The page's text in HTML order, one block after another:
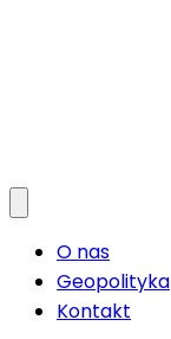
O nas
Geopolityka
Kontakt